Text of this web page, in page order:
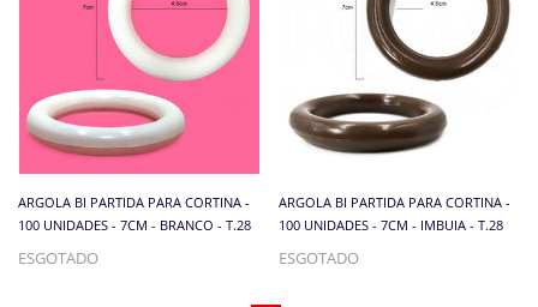
ARGOLA BI PARTIDA PARA CORTINA -
100 UNIDADES - 7CM - BRANCO - T.28
ESGOTADO
ARGOLA BI PARTIDA PARA CORTINA -
100 UNIDADES - 7CM - IMBUIA - T.28
ESGOTADO